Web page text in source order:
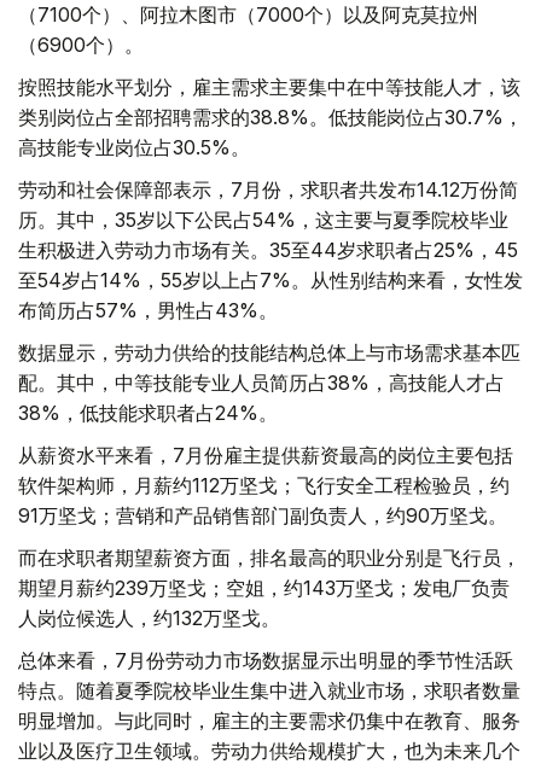
（7100个）、阿拉木图市（7000个）以及阿克莫拉州
（6900个）。
按照技能水平划分，雇主需求主要集中在中等技能人才，该
类别岗位占全部招聘需求的38.8%。低技能岗位占30.7%，
高技能专业岗位占30.5%。
劳动和社会保障部表示，7月份，求职者共发布14.12万份简
历。其中，35岁以下公民占54%，这主要与夏季院校毕业
生积极进入劳动力市场有关。35至44岁求职者占25%，45
至54岁占14%，55岁以上占7%。从性别结构来看，女性发
布简历占57%，男性占43%。
数据显示，劳动力供给的技能结构总体上与市场需求基本匹
配。其中，中等技能专业人员简历占38%，高技能人才占
38%，低技能求职者占24%。
从薪资水平来看，7月份雇主提供薪资最高的岗位主要包括
软件架构师，月薪约112万坚戈；飞行安全工程检验员，约
91万坚戈；营销和产品销售部门副负责人，约90万坚戈。
而在求职者期望薪资方面，排名最高的职业分别是飞行员，
期望月薪约239万坚戈；空姐，约143万坚戈；发电厂负责
人岗位候选人，约132万坚戈。
总体来看，7月份劳动力市场数据显示出明显的季节性活跃
特点。随着夏季院校毕业生集中进入就业市场，求职者数量
明显增加。与此同时，雇主的主要需求仍集中在教育、服务
业以及医疗卫生领域。劳动力供给规模扩大，也为未来几个